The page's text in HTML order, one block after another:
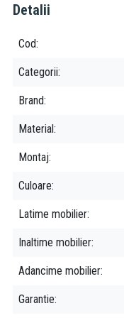
Detalii
Cod
Categorii
Brand
Material
Montaj
Culoare
Latime mobilier
Inaltime mobilier
Adancime mobilier
Garantie